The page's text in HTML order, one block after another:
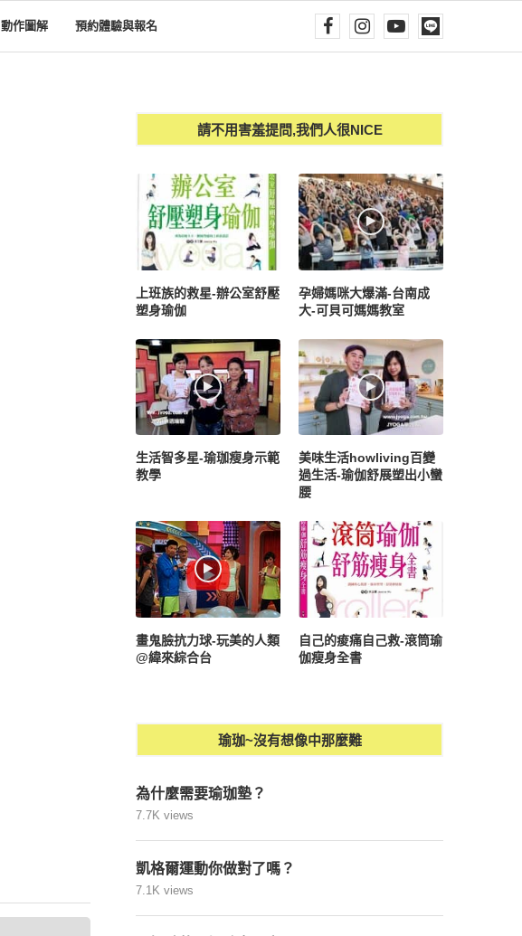
動作圖解 預約體驗與報名
請不用害羞提問,我們人很NICE
上班族的救星-辦公室舒壓
塑身瑜伽
孕婦媽咪大爆滿-台南成
大-可貝可媽媽教室
生活智多星-瑜珈瘦身示範
教學
美味生活howliving百變
過生活-瑜伽舒展塑出小蠻
腰
畫鬼臉抗力球-玩美的人類
@緯來綜合台
自己的痠痛自己救-滾筒瑜
伽瘦身全書
瑜珈~沒有想像中那麼難
為什麼需要瑜珈墊？
7.7K views
凱格爾運動你做對了嗎？
7.1K views